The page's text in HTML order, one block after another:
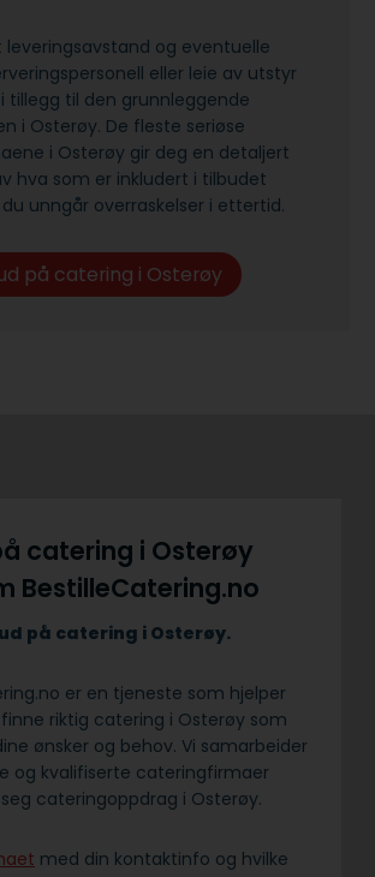
leveringsavstand og eventuelle
eller leie av utstyr
tillegg til den grunnleggende
i Osterøy. De fleste seriøse
i Osterøy gir deg en detaljert
hva som er inkludert i tilbudet
unngår overraskelser i ettertid.
på catering i Osterøy
catering i Osterøy
BestilleCatering.no
på catering i Osterøy.
er en tjeneste som hjelper
riktig catering i Osterøy som
ønsker og behov. Vi samarbeider
og kvalifiserte cateringfirmaer
cateringoppdrag i Osterøy.
med din kontaktinfo og hvilke